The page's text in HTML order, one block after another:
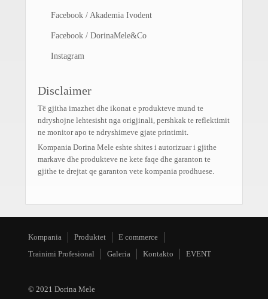
Facebook / Akademia Ivodent
Facebook / DorinaMele&Co
Instagram
Disclaimer
Të gjitha imazhet dhe ikonat e produkteve mund te
ndryshojne lehtesisht nga origjinali, pershkak te reflektimit
ne monitor apo te ndryshimeve gjate printimit.
Kompania Dorina Mele eshte shites i autorizuar i gjithe
markave dhe produkteve ne kete faqe dhe garanton te
gjithe te drejtat qe garanton vete kompania prodhuese.
Kompania Produktet
E commerce
Trainimi Profesional
Galeria Kontakto EVENT
© 2021 Dorina Mele